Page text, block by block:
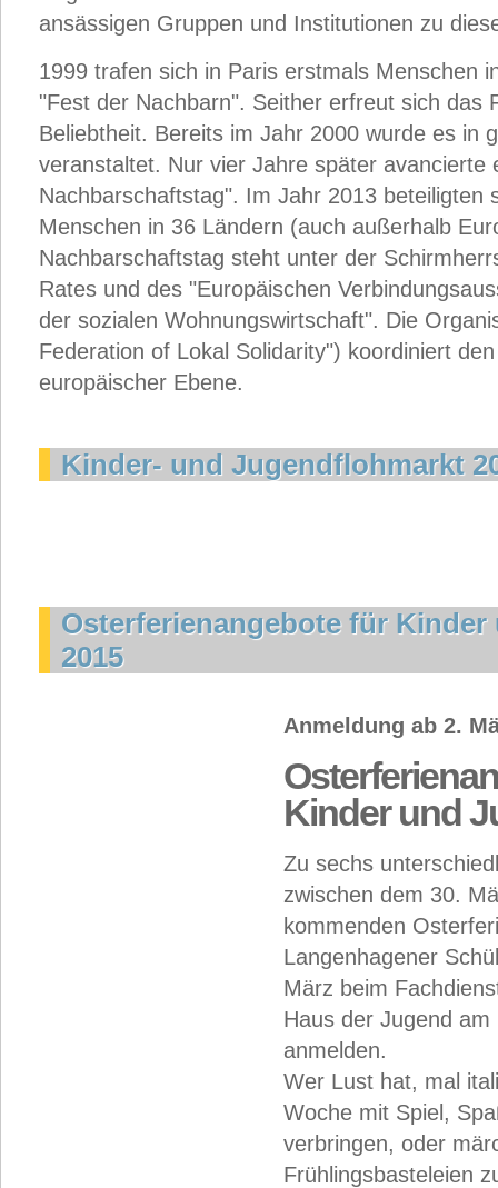
ansässigen Gruppen und Institutionen zu
1999 trafen sich in Paris erstmals Menschen
"Fest der Nachbarn". Seither erfreut sich das
Beliebtheit. Bereits im Jahr 2000 wurde es in
veranstaltet. Nur vier Jahre später avancierte
Nachbarschaftstag". Im Jahr 2013 beteiligten
Menschen in 36 Ländern (auch außerhalb
Nachbarschaftstag steht unter der
Rates und des "Europäischen
der sozialen Wohnungswirtschaft". Die
Federation of Lokal Solidarity") koordiniert
europäischer Ebene.
Kinder- und Jugendflohmarkt
Osterferienangebote für
2015
Anmeldung ab 2.
Kinder und
Zu sechs
zwischen dem 30.
kommenden
Langenhagener
März beim
Haus der Jugend
anmelden.
Wer Lust hat, mal
Woche mit Spiel,
verbringen, oder
Frühlingsbasteleien